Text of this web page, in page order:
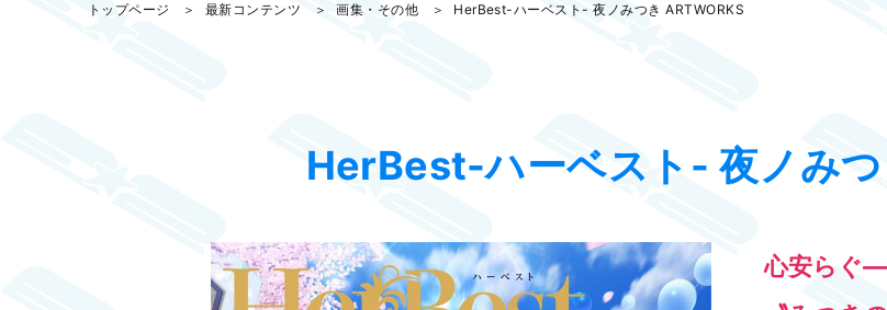
トップページ 最新コンテンツ 画集・その他 HerBest-ハーベスト- 夜ノみつき ARTWORKS
HerBest-ハーベスト- 夜ノみ
心安らぐ